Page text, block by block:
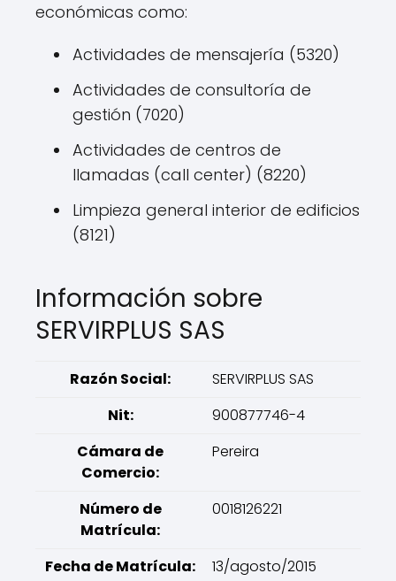
económicas como:
Actividades de mensajería (5320)
Actividades de consultoría de
gestión (7020)
Actividades de centros de
llamadas (call center) (8220)
Limpieza general interior de edificios
(8121)
Información sobre
SERVIRPLUS SAS
Razón Social:
SERVIRPLUS SAS
Nit:
900877746-4
Cámara de
Comercio:
Pereira
Número de
Matrícula:
0018126221
Fecha de Matrícula:
13/agosto/2015